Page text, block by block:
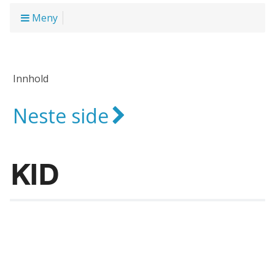
Meny
Innhold
Neste side
KID